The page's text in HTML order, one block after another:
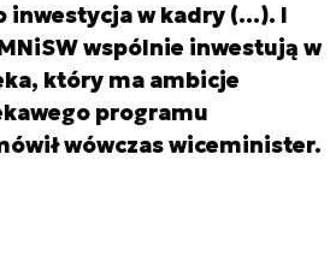
inwestycja w kadry (…). I
wspólnie inwestują w
który ma ambicje
programu
wówczas wiceminister.